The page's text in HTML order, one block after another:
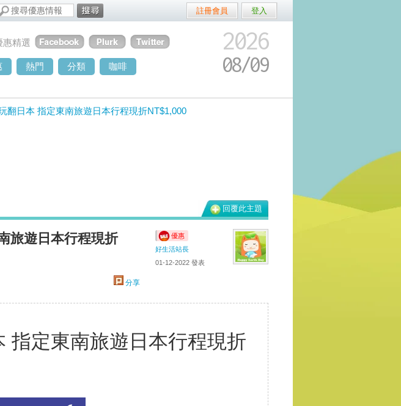
註冊會員 登入
惠精選 2026
08/09
熱門 分類 咖啡
翻日本 指定東南旅遊日本行程現折NT$1,000
回覆此主題
旅遊日本行程現折
優惠
好生活站長
01-12-2022 發表
分享
指定東南旅遊日本行程現折